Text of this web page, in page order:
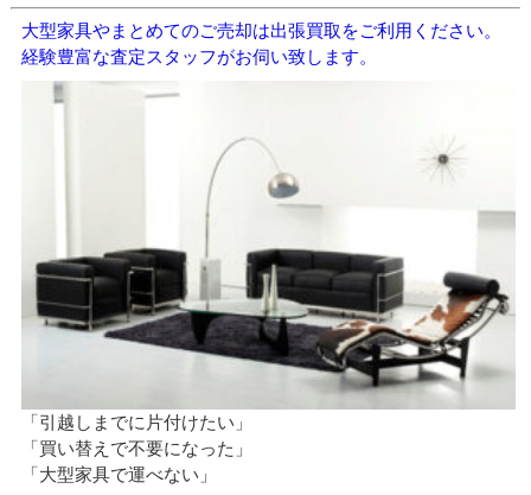
大型家具やまとめてのご売却は出張買取をご利用ください。
経験豊富な査定スタッフがお伺い致します。
「引越しまでに片付けたい」
「買い替えで不要になった」
「大型家具で運べない」